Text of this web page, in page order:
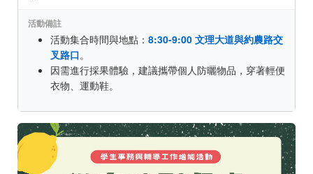
活動備註
活動集合時間與地點： 8:30-9:00 文理大道與約農路交
叉路口。
因需進行採果體驗，建議攜帶個人防曬物品，穿著輕便
衣物、運動鞋。